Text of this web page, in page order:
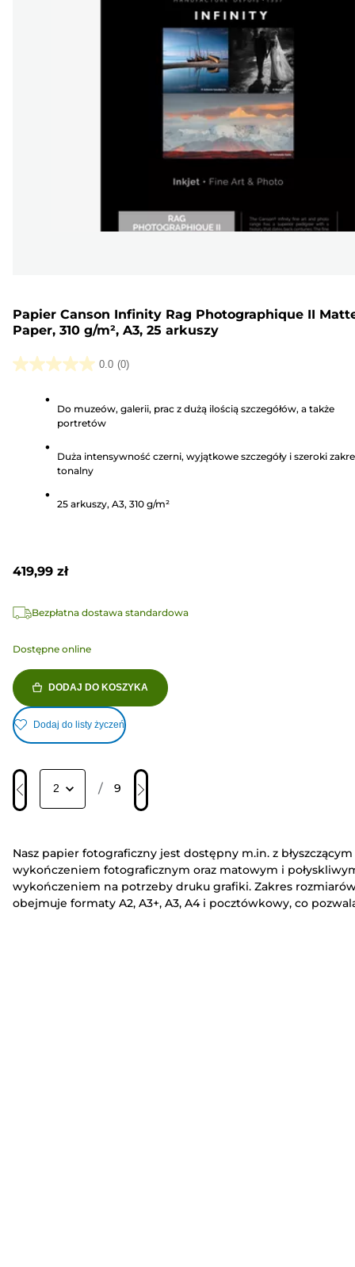
Papier Canson Infinity Rag Photographique II
Paper, 310 g/m², A3, 25 arkuszy
0.0 (0)
0.0
gwiazdek.
Do muzeów, galerii, prac z dużą ilością szczegółów, a także
portretów
Duża intensywność czerni, wyjątkowe szczegóły i szeroki
tonalny
25 arkuszy, A3, 310 g/m²
419,99 zł
Bezpłatna dostawa standardowa
Dostępne online
DODAJ DO KOSZYKA
Dodaj do listy życzeń
/ 9
Nasz papier fotograficzny jest dostępny m.in. z błyszczącym
wykończeniem fotograficznym oraz matowym i
wykończeniem na potrzeby druku grafiki. Zakres
obejmuje formaty A2, A3+, A3, A4 i pocztówkowy, co